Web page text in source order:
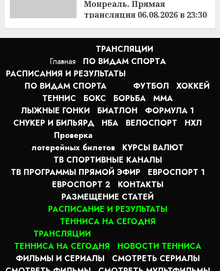
Монреаль. Прямая
трансляция 06.08.2026 в 23:30
22:23 06.08.2026
Главная
ТРАНСЛЯЦИИ
ПО ВИДАМ СПОРТA
РАСПИСАНИЯ И РЕЗУЛЬТАТЫ
ПО ВИДАМ СПОРТА
ФУТБОЛ
ХОККЕЙ
ТЕННИС
БОКС БОРЬБА
MMA
ЛЫЖНЫЕ ГОНКИ
БИАТЛОН
ФОРМУЛА 1
СНУКЕР И БИЛЬЯРД
НБА ВЕЛОСПОРТ
НХЛ
Проверка
лотерейных билетов
КУРСЫ ВАЛЮТ
ТВ СПОРТИВНЫЕ КАНАЛЫ
ТВ ПРОГРАММЫ ПРЯМОЙ ЭФИР
ЕВРОСПОРТ 1
ЕВРОСПОРТ 2
КОНТАКТЫ
РАЗМЕЩЕНИЕ СТАТЕЙ
РАСПИСАНИЕ И РЕЗУЛЬТАТЫ
ТЕННИСА НА СЕГОДНЯ
ТРАНСЛЯЦИИ
ТЕННИСА НА СЕГОДНЯ
НОВОСТИ ТЕННИСА
ФИЛЬМЫ И СЕРИАЛЫ
СМОТРЕТЬ СЕРИАЛЫ